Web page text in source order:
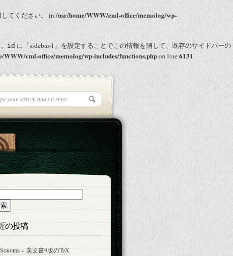
してください。 in/usr/home/WWW/cml-office/memolog/wp-
id に「sidebar-1」を設定することでこの情報を消して、既存のサイドバーの
WWW/cml-office/memolog/wp-includes/functions.phpon line6131
の投稿
Sonoma + 美文書9版のTeX